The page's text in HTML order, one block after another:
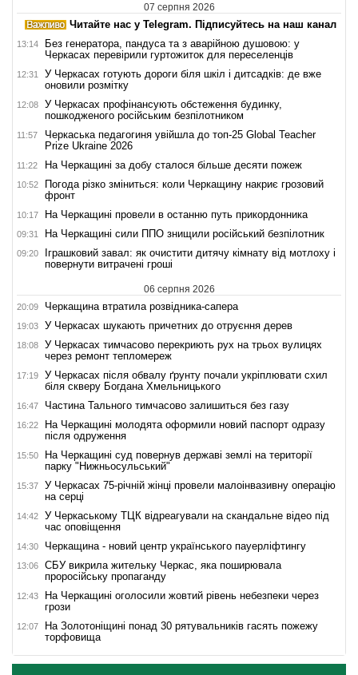
07 серпня 2026
Читайте нас у Telegram. Підписуйтесь на наш канал
13:14
Без генератора, пандуса та з аварійною душовою: у
Черкасах перевірили гуртожиток для переселенців
12:31
У Черкасах готують дороги біля шкіл і дитсадків: де вже
оновили розмітку
12:08
У Черкасах профінансують обстеження будинку,
пошкодженого російським безпілотником
11:57
Черкаська педагогиня увійшла до топ-25 Global Teacher
Prize Ukraine 2026
11:22 На Черкащині за добу сталося більше десяти пожеж
10:52
Погода різко зміниться: коли Черкащину накриє грозовий
фронт
10:17 На Черкащині провели в останню путь прикордонника
09:31 На Черкащині сили ППО знищили російський безпілотник
09:20
Іграшковий завал: як очистити дитячу кімнату від мотлоху і
повернути витрачені гроші
06 серпня 2026
20:09 Черкащина втратила розвідника-сапера
19:03 У Черкасах шукають причетних до отруєння дерев
18:08
У Черкасах тимчасово перекриють рух на трьох вулицях
через ремонт тепломереж
17:19
У Черкасах після обвалу ґрунту почали укріплювати схил
біля скверу Богдана Хмельницького
16:47 Частина Тального тимчасово залишиться без газу
16:22
На Черкащині молодята оформили новий паспорт одразу
після одруження
15:50
На Черкащині суд повернув державі землі на території
парку "Нижньосульський"
15:37
У Черкасах 75-річній жінці провели малоінвазивну операцію
на серці
14:42
У Черкаському ТЦК відреагували на скандальне відео під
час оповіщення
14:30 Черкащина - новий центр українського пауерліфтингу
13:06
СБУ викрила жительку Черкас, яка поширювала
проросійську пропаганду
12:43
На Черкащині оголосили жовтий рівень небезпеки через
грози
12:07
На Золотоніщині понад 30 рятувальників гасять пожежу
торфовища